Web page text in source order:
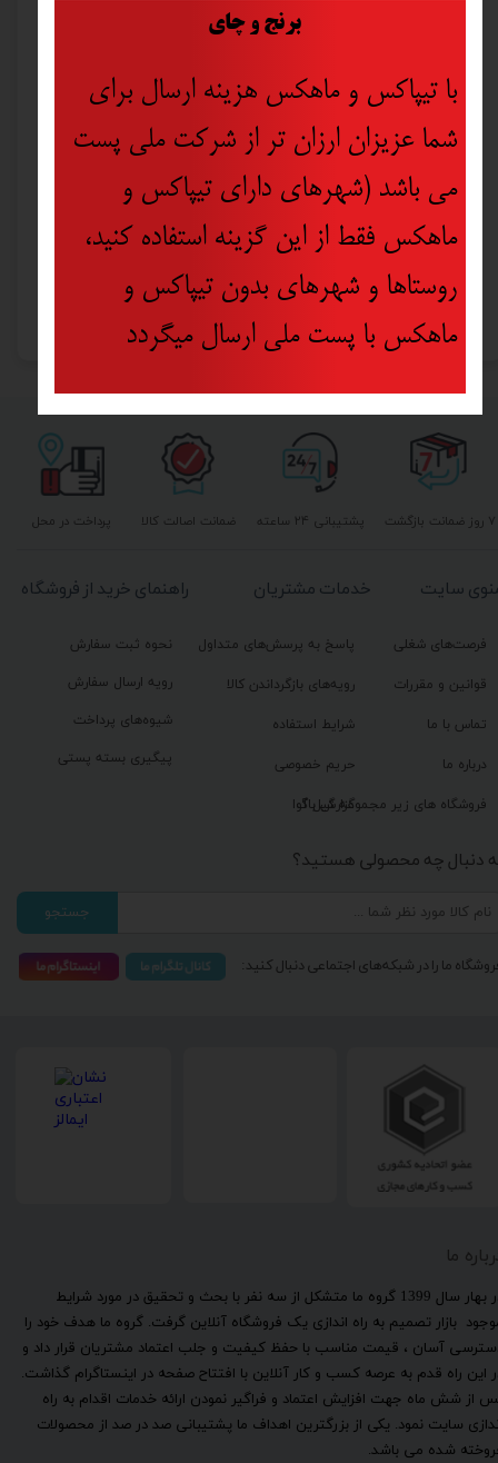
الماس شیشه بر نفت خور اکو مدل G-6610
۳۹۷,۰۰۰ تومان
ما
​در بهار سال 1399 گروه ما متشکل از سه نفر با بحث و تحقیق در مورد شرایط
بازار تصمیم به راه اندازی یک فروشگاه آنلاین گرفت. گروه ما هدف خود را
آسان ، قیمت مناسب با حفظ کیفیت و جلب اعتماد مشتریان قرار داد و
این راه قدم به عرصه کسب و کار آنلاین با افتتاح صفحه در اینستاگرام گذاشت.
از شش ماه جهت افزایش اعتماد و فراگیر نمودن ارائه خدمات اقدام به راه
سایت نمود. یکی از بزرگترین اهداف ما پشتیبانی صد در صد از محصولات
شده می باشد.
پشتیبانی ۲۴ ساعته پرداخت در محل ۷ روز ضمانت بازگشت ضمانت اصالت کالا
راهنمای خرید از فروشگاه
نحوه ثبت سفارش
رویه ارسال سفارش
شیوه‌های پرداخت
پیگیری بسته پستی
خدمات مشتریان
پاسخ به پرسش‌های متداول
رویه‌های بازگرداندن کالا
شرایط استفاده
حریم خصوصی
گزارش باگ
سایت
فرصت‌های شغلی
قوانین و مقررات
تماس با ما
درباره ما
فروشگاه های زیر مجموعه گیل آوا
دنبال چه محصولی هستید؟
جستجو
ما را در شبکه‌های اجتماعی دنبال کنید:
برنج و چای
با تیپاکس و ماهکس هزینه ارسال برای
شما عزیزان ارزان تر از شرکت ملی پست
می باشد (شهرهای دارای تیپاکس و
ماهکس فقط از این گزینه استفاده کنید،
روستاها و شهرهای بدون تیپاکس و
ماهکس با پست ملی ارسال میگردد